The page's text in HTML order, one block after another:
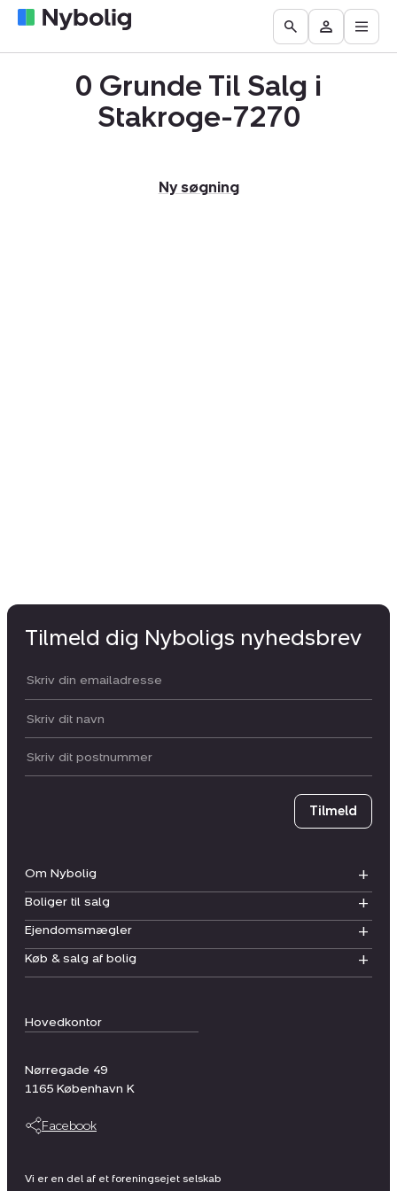
Boliger
til
Find
mægler
Få
vurderet
bolig
Go
to
the
Search
page
Besøg
Mit
Åbn
0 Grunde Til Salg i
Stakroge-7270
Ny søgning
Hovedkontor
Nørregade 49
1165 København K
Facebook
Om Nybolig
Boliger til salg
Ejendomsmægler
Køb & salg af bolig
Tilmeld dig Nyboligs nyhedsbrev
Din email:
Dit navn:
Postnummer
Tilmeld
Vi er en del af et foreningsejet selskab